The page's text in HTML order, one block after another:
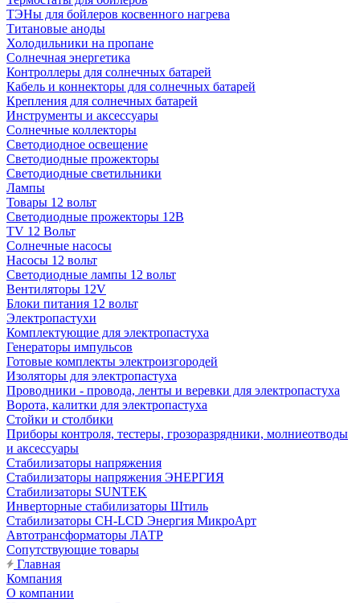
ТЭНы для бойлеров косвенного нагрева
Титановые аноды
Холодильники на пропане
Солнечная энергетика
Контроллеры для солнечных батарей
Кабель и коннекторы для солнечных батарей
Крепления для солнечных батарей
Инструменты и аксессуары
Солнечные коллекторы
Светодиодное освещение
Светодиодные прожекторы
Светодиодные светильники
Лампы
Товары 12 вольт
Светодиодные прожекторы 12В
TV 12 Вольт
Солнечные насосы
Насосы 12 вольт
Светодиодные лампы 12 вольт
Вентиляторы 12V
Блоки питания 12 вольт
Электропастухи
Комплектующие для электропастуха
Генераторы импульсов
Готовые комплекты электроизгородей
Изоляторы для электропастуха
Проводники - провода, ленты и веревки для электропастуха
Ворота, калитки для электропастуха
Стойки и столбики
Приборы контроля, тестеры, грозоразрядники, молниеотводы
и аксессуары
Стабилизаторы напряжения
Стабилизаторы напряжения ЭНЕРГИЯ
Стабилизаторы SUNTEK
Инверторные стабилизаторы Штиль
Стабилизаторы СН-LCD Энepгия МикроАрт
Автотрансформаторы ЛАТР
Сопутствующие товары
Главная
Компания
О компании